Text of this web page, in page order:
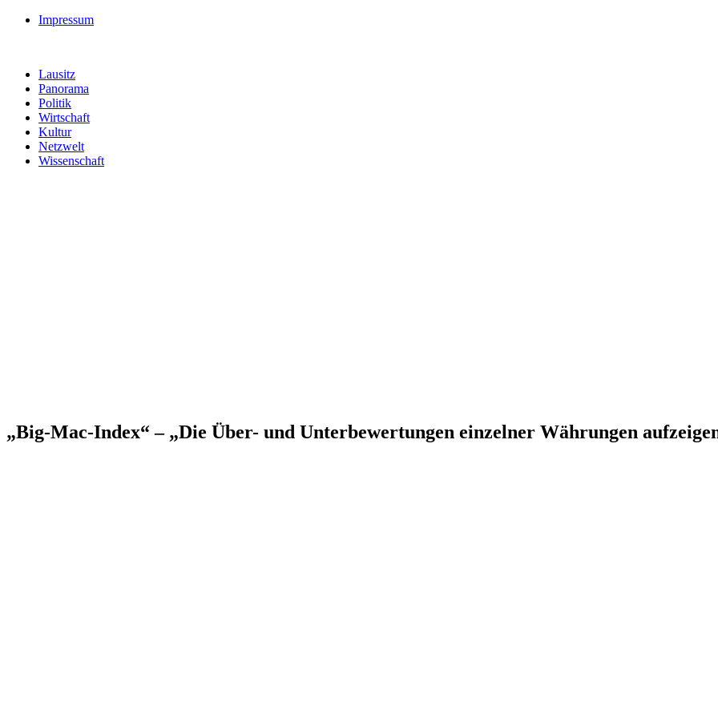
Impressum
Lausitz
Panorama
Politik
Wirtschaft
Kultur
Netzwelt
Wissenschaft
„Big-Mac-Index“ – „Die Über- und Unterbewertungen einzelner Währungen